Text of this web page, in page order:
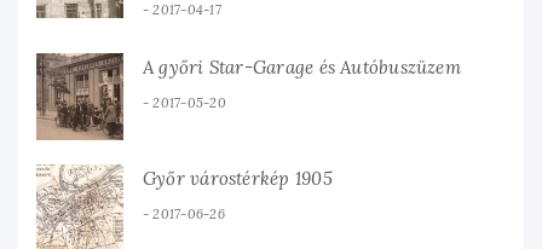
2017-04-17
A győri Star-Garage és Autóbuszüzem
2017-05-20
Győr várostérkép 1905
2017-06-26